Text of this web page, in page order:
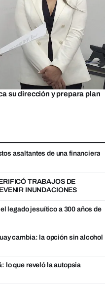
su dirección y prepara plan
asaltantes de una financiera
TRABAJOS DE
INUNDACIONES
legado jesuítico a 300 años de
cambia: la opción sin alcohol
lo que reveló la autopsia